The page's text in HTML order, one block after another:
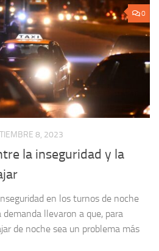
0
8, 2023
la inseguridad y la
en los turnos de noche
llevaron a que, para
de noche sea un problema más